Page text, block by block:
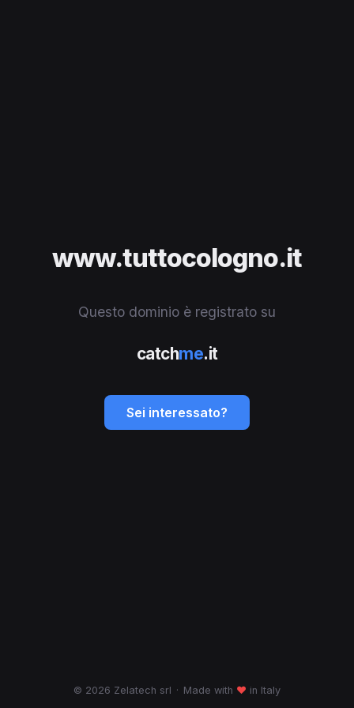
www.tuttocologno.it
Questo dominio è registrato su
catchme.it
Sei interessato?
© 2026 Zelatech srl · Made with ♥ in Italy